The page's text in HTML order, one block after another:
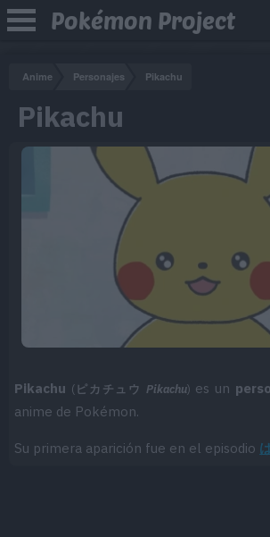
Pokémon Project
Anime Personajes Pikachu
Pikachu
Pikachu (ピカチュウ Pikachu) es un
anime de Pokémon.
Su primera aparición fue en el episodio